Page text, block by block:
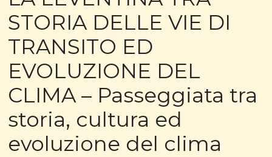
STORIA DELLE VIE DI
TRANSITO ED
EVOLUZIONE DEL
CLIMA – Passeggiata tra
storia, cultura ed
evoluzione del clima